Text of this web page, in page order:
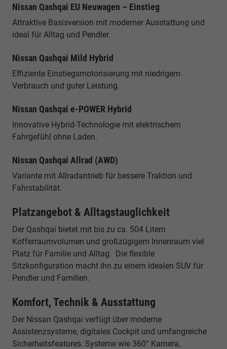
Nissan Qashqai EU Neuwagen – Einstieg
Attraktive Basisversion mit moderner Ausstattung und
ideal für Alltag und Pendler.
Nissan Qashqai Mild Hybrid
Effiziente Einstiegsmotorisierung mit niedrigem
Verbrauch und guter Leistung.
Nissan Qashqai e-POWER Hybrid
Innovative Hybrid-Technologie mit elektrischem
Fahrgefühl ohne Laden.
Nissan Qashqai Allrad (AWD)
Variante mit Allradantrieb für bessere Traktion und
Fahrstabilität.
Platzangebot & Alltagstauglichkeit
Der Qashqai bietet mit bis zu ca. 504 Litern
Kofferraumvolumen und großzügigem Innenraum viel
Platz für Familie und Alltag. Die flexible
Sitzkonfiguration macht ihn zu einem idealen SUV für
Pendler und Familien.
Komfort, Technik & Ausstattung
Der Nissan Qashqai verfügt über moderne
Assistenzsysteme, digitales Cockpit und umfangreiche
Sicherheitsfeatures. Systeme wie 360° Kamera,